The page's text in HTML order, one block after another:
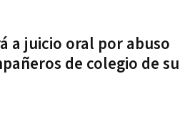
a juicio oral por abuso
de colegio de su